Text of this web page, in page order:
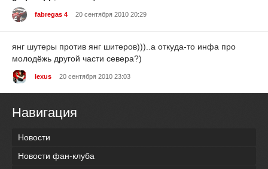
fabregas 4 20 сентября 2010 20:29
янг шутеры против янг шитеров)))..а откуда-то инфа про
молодёжь другой части севера?)
lexus 20 сентября 2010 23:03
Навигация
Новости
Новости фан-клуба